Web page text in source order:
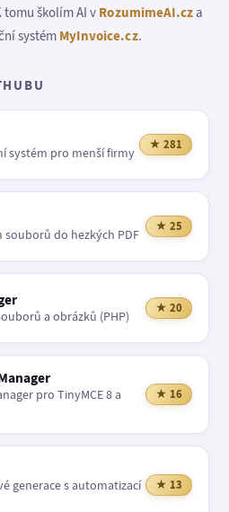
školím AI v RozumimeAI.cza
systém MyInvoice.cz.
systém pro menší firmy
★ 281
souborů do hezkých PDF
★ 25
a obrázků (PHP)
★ 20
pro TinyMCE 8 a
★ 16
generace s automatizací
★ 13